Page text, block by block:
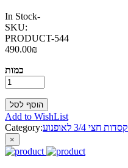
In Stock-
SKU:
PRODUCT-544
490.00₪
כמות
Add to WishList
Category:
קסדות חצי 3/4 לאופנוע
×